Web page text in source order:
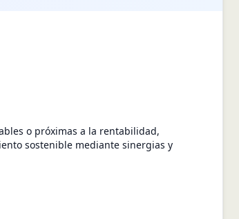
o próximas a la rentabilidad,
sostenible mediante sinergias y